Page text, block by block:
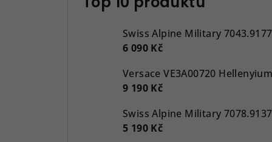
Swiss Alpine Military 7043.9177
6 090 Kč
9 190 Kč
5 190 Kč